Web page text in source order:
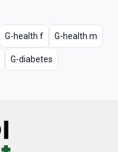
G-health f G-health m
G-diabetes